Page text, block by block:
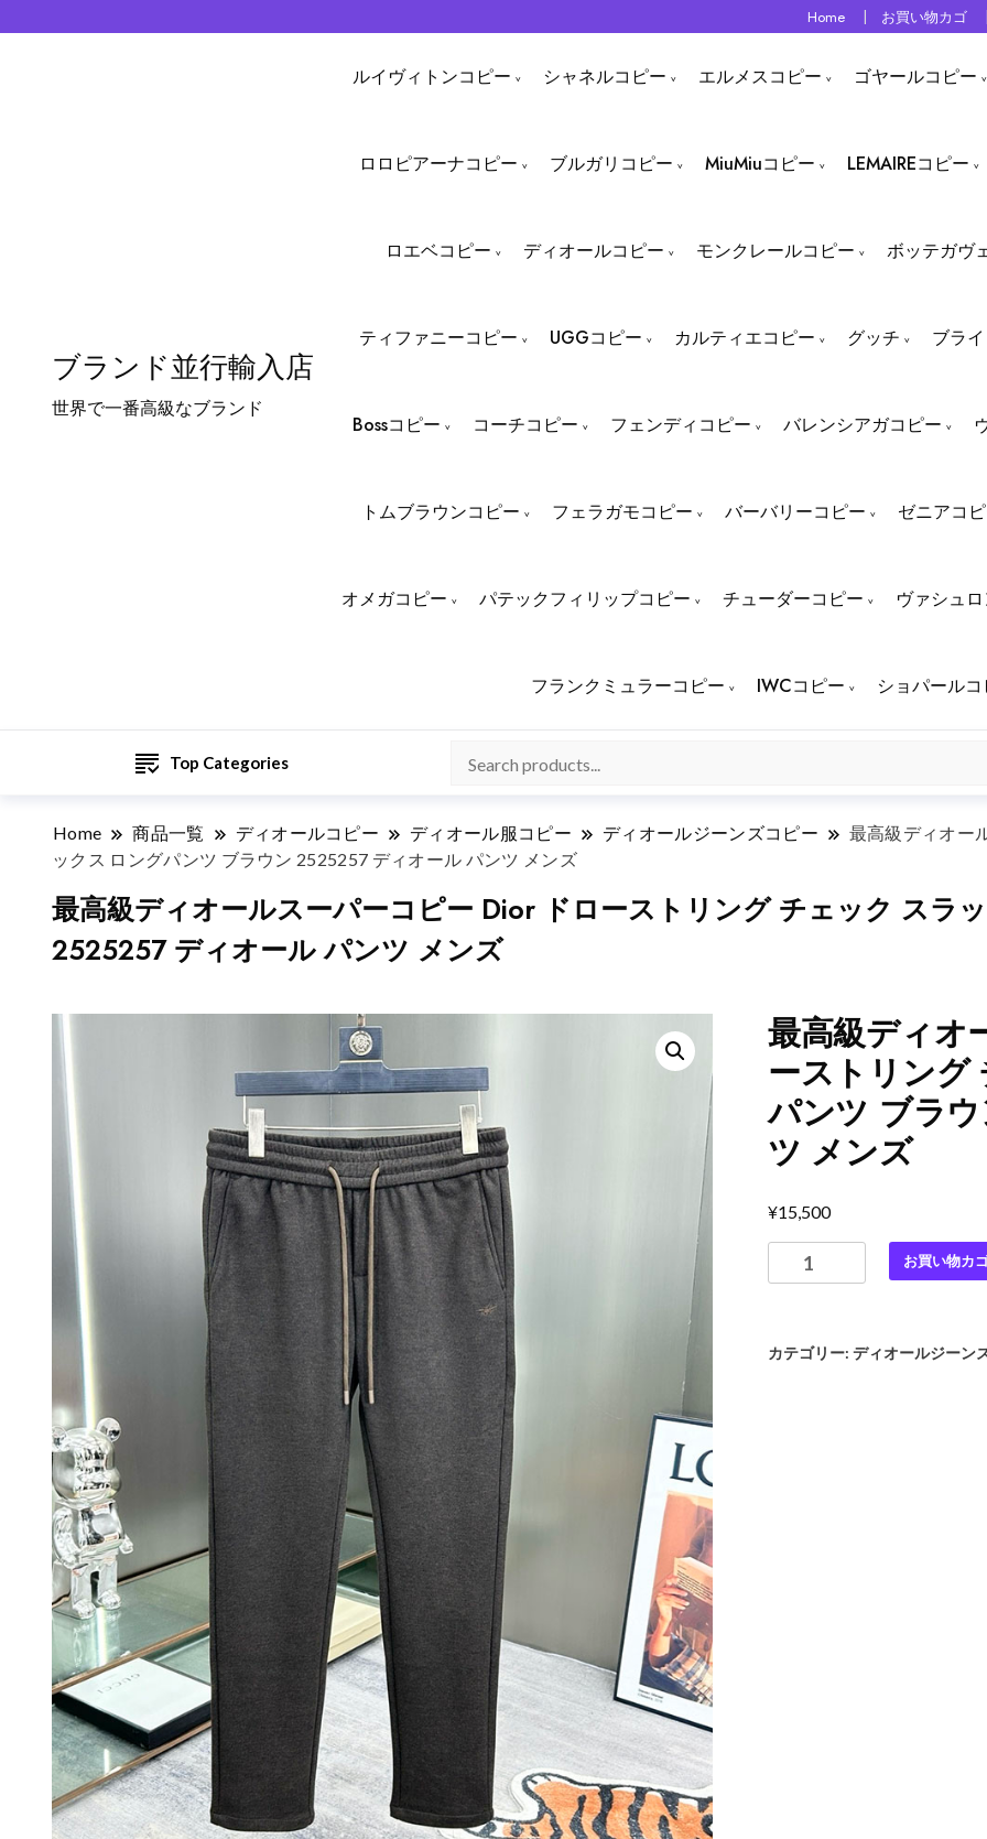
Home お買い物カゴ
ブランド並行輸入店
世界で一番高級なブランド
ルイヴィトンコピー シャネルコピー エルメスコピー ゴヤールコピー
ロロピアーナコピー ブルガリコピー MiuMiuコピー LEMAIREコピー
ロエベコピー ディオールコピー モンクレールコピー ボッテガヴ
ティファニーコピー UGGコピー カルティエコピー グッチ ブラ
Bossコピー コーチコピー フェンディコピー バレンシアガコピー
トムブラウンコピー フェラガモコピー バーバリーコピー ゼニアコ
オメガコピー パテックフィリップコピー チューダーコピー ヴァシュ
フランクミュラーコピー IWCコピー ショパール
Top Categories
Home 商品一覧 ディオールコピー ディオール服コピー ディオールジーンズコピー
最高級ディオー
ックス ロングパンツ ブラウン 2525257 ディオール パンツ メンズ
最高級ディオールスーパーコピー Dior ドローストリング チェック スラ
2525257 ディオール パンツ メンズ
最高級ディオ
ーストリング
パンツ ブラ
ツ メンズ
¥15,500
高
ィ
お買い物カ
カテゴリー: ディオールジーン